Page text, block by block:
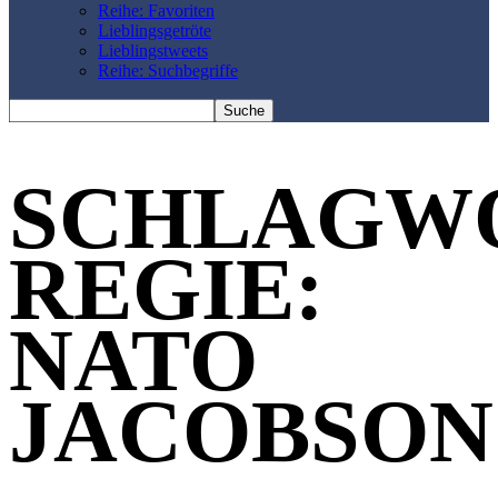
Reihe: Favoriten
Lieblingsgetröte
Lieblingstweets
Reihe: Suchbegriffe
REGIE:
NATO
JACOBSON